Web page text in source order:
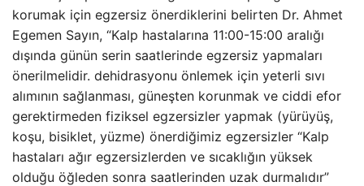
korumak için egzersiz önerdiklerini belirten Dr. Ahmet
Egemen Sayın, “Kalp hastalarına 11:00-15:00 aralığı
dışında günün serin saatlerinde egzersiz yapmaları
önerilmelidir. dehidrasyonu önlemek için yeterli sıvı
alımının sağlanması, güneşten korunmak ve ciddi efor
gerektirmeden fiziksel egzersizler yapmak (yürüyüş,
koşu, bisiklet, yüzme) önerdiğimiz egzersizler “Kalp
hastaları ağır egzersizlerden ve sıcaklığın yüksek
olduğu öğleden sonra saatlerinden uzak durmalıdır”